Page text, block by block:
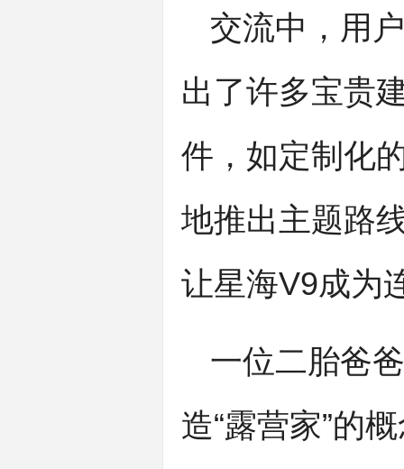
交流中，用
出了许多宝贵
件，如定制化
地推出主题路
让星海V9成为
一位二胎爸
造“露营家”的